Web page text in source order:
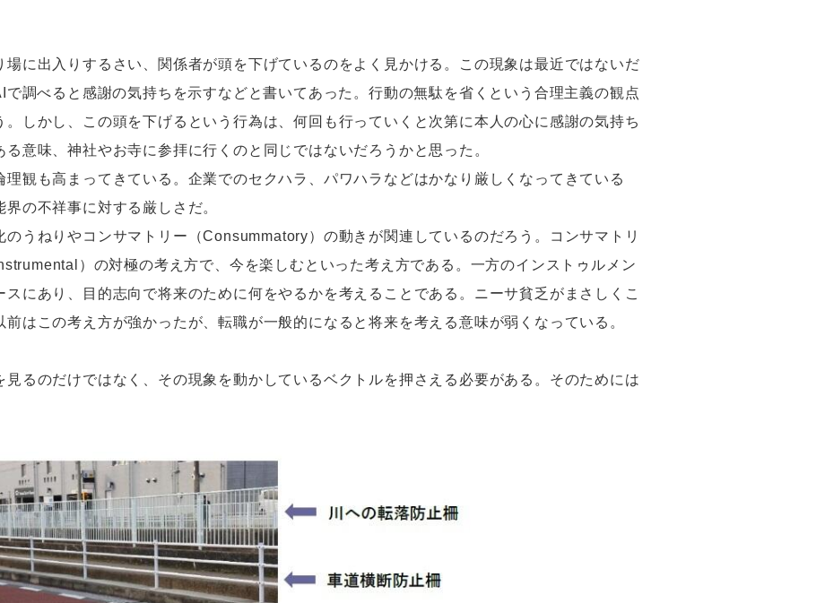
に出入りするさい、関係者が頭を下げているのをよく見かける。この現象は最近ではないだ
調べると感謝の気持ちを示すなどと書いてあった。行動の無駄を省くという合理主義の観点
しかし、この頭を下げるという行為は、何回も行っていくと次第に本人の心に感謝の気持ち
意味、神社やお寺に参拝に行くのと同じではないだろうかと思った。
観も高まってきている。企業でのセクハラ、パワハラなどはかなり厳しくなってきている
の不祥事に対する厳しさだ。
うねりやコンサマトリー（Consummatory）の動きが関連しているのだろう。コンサマトリ
）の対極の考え方で、今を楽しむといった考え方である。一方のインストゥルメン
にあり、目的志向で将来のために何をやるかを考えることである。ニーサ貧乏がまさしくこ
はこの考え方が強かったが、転職が一般的になると将来を考える意味が弱くなっている。
るのだけではなく、その現象を動かしているベクトルを押さえる必要がある。そのためには